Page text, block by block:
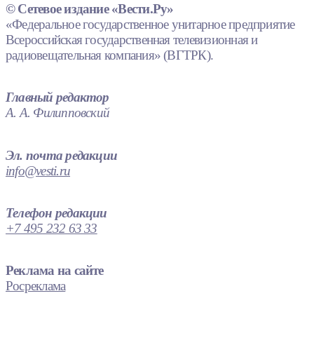
© Сетевое издание «Вести.Ру»
«Федеральное государственное унитарное предприятие
Всероссийская государственная телевизионная и
радиовещательная компания» (ВГТРК).
Главный редактор
А. А. Филипповский
Эл. почта редакции
info@vesti.ru
Телефон редакции
+7 495 232 63 33
Реклама на сайте
Росреклама